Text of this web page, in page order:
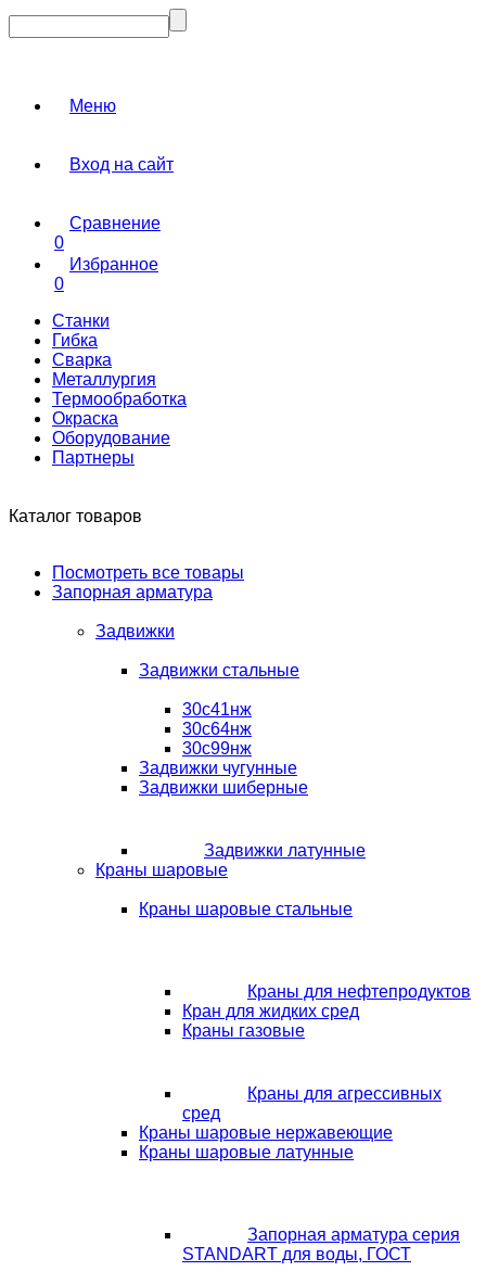
Меню
Вход на сайт
Сравнение
0
Избранное
0
Станки
Гибка
Сварка
Металлургия
Термообработка
Окраска
Оборудование
Партнеры
Каталог товаров
Посмотреть все товары
Запорная арматура
Задвижки
Задвижки стальные
30с41нж
30с64нж
30с99нж
Задвижки чугунные
Задвижки шиберные
Задвижки латунные
Краны шаровые
Краны шаровые стальные
Краны для нефтепродуктов
Кран для жидких сред
Краны газовые
Краны для агрессивных
сред
Краны шаровые нержавеющие
Краны шаровые латунные
Запорная арматура серия
STANDART для воды, ГОСТ